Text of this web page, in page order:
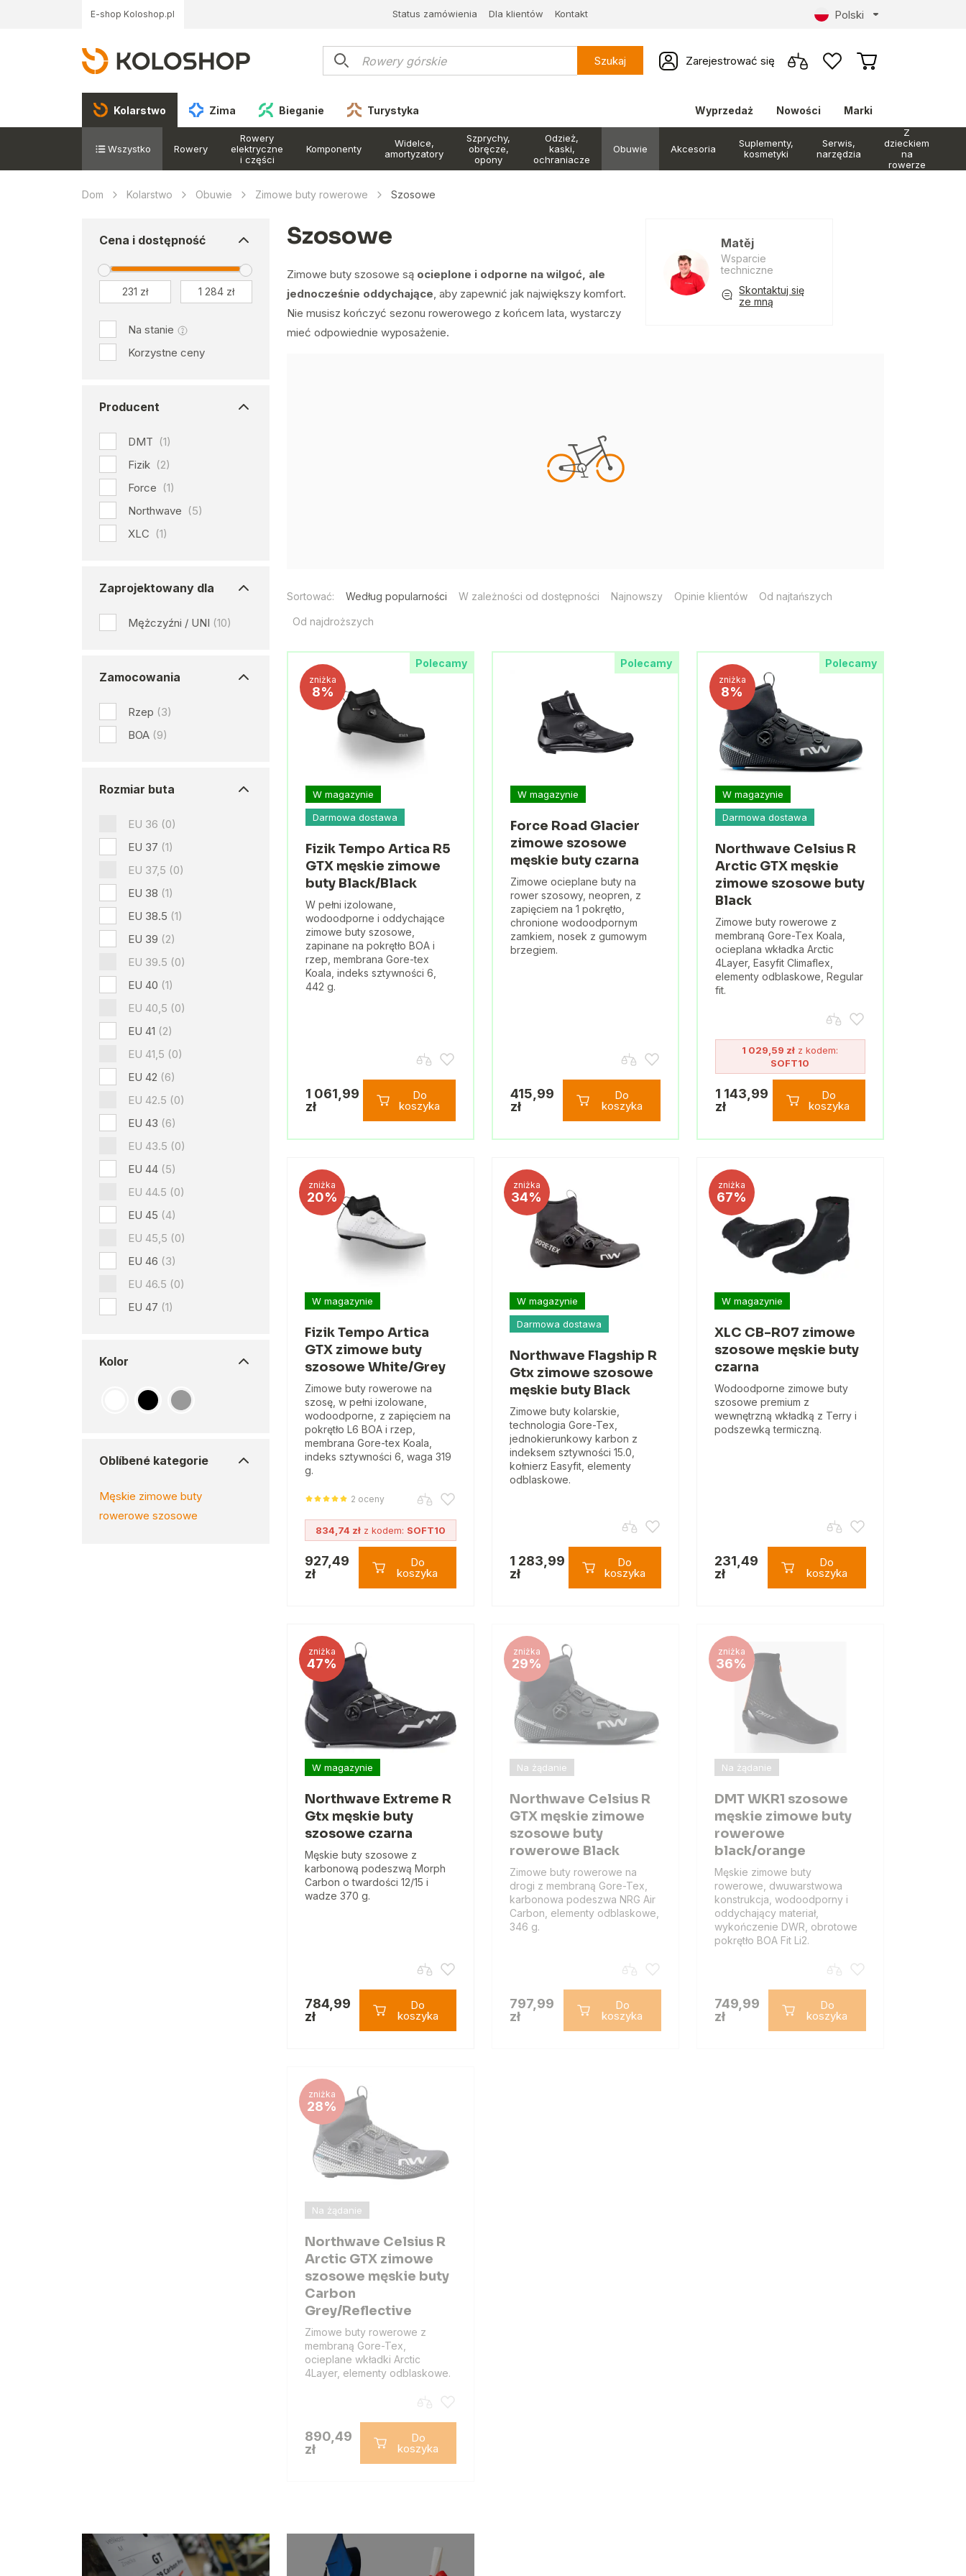
E-shop Koloshop.pl Status zamówienia Dla klientów Kontakt Polski
Szukaj Zarejestrować się
Kolarstwo Zima Bieganie Turystyka Wyprzedaż Nowości Marki
Wszystko Rowery
Rowery
elektryczne
i części
Komponenty
Widelce,
amortyzatory
Szprychy,
obręcze,
opony
Odzież,
kaski,
ochraniacze
Obuwie Akcesoria
Suplementy,
kosmetyki
Serwis,
narzędzia
Z
dzieckiem
na
rowerze
Dom Kolarstwo Obuwie Zimowe buty rowerowe Szosowe
Cena i dostępność
Na stanie
Korzystne ceny
Producent
DMT (1)
Fizik (2)
Force (1)
Northwave (5)
XLC (1)
Zaprojektowany dla
Mężczyźni / UNI (10)
Zamocowania
Rzep (3)
BOA (9)
Rozmiar buta
EU 36 (0)
EU 37 (1)
EU 37,5 (0)
EU 38 (1)
EU 38.5 (1)
EU 39 (2)
EU 39.5 (0)
EU 40 (1)
EU 40,5 (0)
EU 41 (2)
EU 41,5 (0)
EU 42 (6)
EU 42.5 (0)
EU 43 (6)
EU 43.5 (0)
EU 44 (5)
EU 44.5 (0)
EU 45 (4)
EU 45,5 (0)
EU 46 (3)
EU 46.5 (0)
EU 47 (1)
Kolor
Oblíbené kategorie
Męskie zimowe buty
rowerowe szosowe
Szosowe
Zimowe buty szosowe są ocieplone i odporne na wilgoć, ale
jednocześnie oddychające, aby zapewnić jak największy komfort.
Nie musisz kończyć sezonu rowerowego z końcem lata, wystarczy
mieć odpowiednie wyposażenie.
Matěj
Wsparcie
techniczne
Skontaktuj się
ze mną
Sortować: Według popularności W zależności od dostępności Najnowszy Opinie klientów Od najtańszych
Od najdroższych
Polecamy
zniżka
8%
W magazynie
Darmowa dostawa
Fizik Tempo Artica R5
GTX męskie zimowe
buty Black/Black
W pełni izolowane,
wodoodporne i oddychające
zimowe buty szosowe,
zapinane na pokrętło BOA i
rzep, membrana Gore-tex
Koala, indeks sztywności 6,
442 g.
1 061,99
zł
Do
koszyka
Polecamy
W magazynie
Force Road Glacier
zimowe szosowe
męskie buty czarna
Zimowe ocieplane buty na
rower szosowy, neopren, z
zapięciem na 1 pokrętło,
chronione wodoodpornym
zamkiem, nosek z gumowym
brzegiem.
415,99
zł
Do
koszyka
Polecamy
zniżka
8%
W magazynie
Darmowa dostawa
Northwave Celsius R
Arctic GTX męskie
zimowe szosowe buty
Black
Zimowe buty rowerowe z
membraną Gore-Tex Koala,
ocieplana wkładka Arctic
4Layer, Easyfit Climaflex,
elementy odblaskowe, Regular
fit.
1 029,59 zł z kodem:
SOFT10
1 143,99
zł
Do
koszyka
zniżka
20%
W magazynie
Fizik Tempo Artica
GTX zimowe buty
szosowe White/Grey
Zimowe buty rowerowe na
szosę, w pełni izolowane,
wodoodporne, z zapięciem na
pokrętło L6 BOA i rzep,
membrana Gore-tex Koala,
indeks sztywności 6, waga 319
g.
2 oceny
834,74 złz kodem: SOFT10
927,49
zł
Do
koszyka
zniżka
34%
W magazynie
Darmowa dostawa
Northwave Flagship R
Gtx zimowe szosowe
męskie buty Black
Zimowe buty kolarskie,
technologia Gore-Tex,
jednokierunkowy karbon z
indeksem sztywności 15.0,
kołnierz Easyfit, elementy
odblaskowe.
1 283,99
zł
Do
koszyka
zniżka
67%
W magazynie
XLC CB-R07 zimowe
szosowe męskie buty
czarna
Wodoodporne zimowe buty
szosowe premium z
wewnętrzną wkładką z Terry i
podszewką termiczną.
231,49
zł
Do
koszyka
zniżka
47%
W magazynie
Northwave Extreme R
Gtx męskie buty
szosowe czarna
Męskie buty szosowe z
karbonową podeszwą Morph
Carbon o twardości 12/15 i
wadze 370 g.
784,99
zł
Do
koszyka
zniżka
29%
Na żądanie
Northwave Celsius R
GTX męskie zimowe
szosowe buty
rowerowe Black
Zimowe buty rowerowe na
drogi z membraną Gore-Tex,
karbonowa podeszwa NRG Air
Carbon, elementy odblaskowe,
346 g.
797,99
zł
Do
koszyka
zniżka
36%
Na żądanie
DMT WKR1 szosowe
męskie zimowe buty
rowerowe
black/orange
Męskie zimowe buty
rowerowe, dwuwarstwowa
konstrukcja, wodoodporny i
oddychający materiał,
wykończenie DWR, obrotowe
pokrętło BOA Fit Li2.
749,99
zł
Do
koszyka
zniżka
28%
Na żądanie
Northwave Celsius R
Arctic GTX zimowe
szosowe męskie buty
Carbon
Grey/Reflective
Zimowe buty rowerowe z
membraną Gore-Tex,
ocieplane wkładki Arctic
4Layer, elementy odblaskowe.
890,49
zł
Do
koszyka